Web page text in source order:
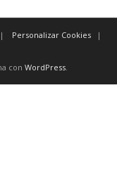
Personalizar Cookies
con WordPress.